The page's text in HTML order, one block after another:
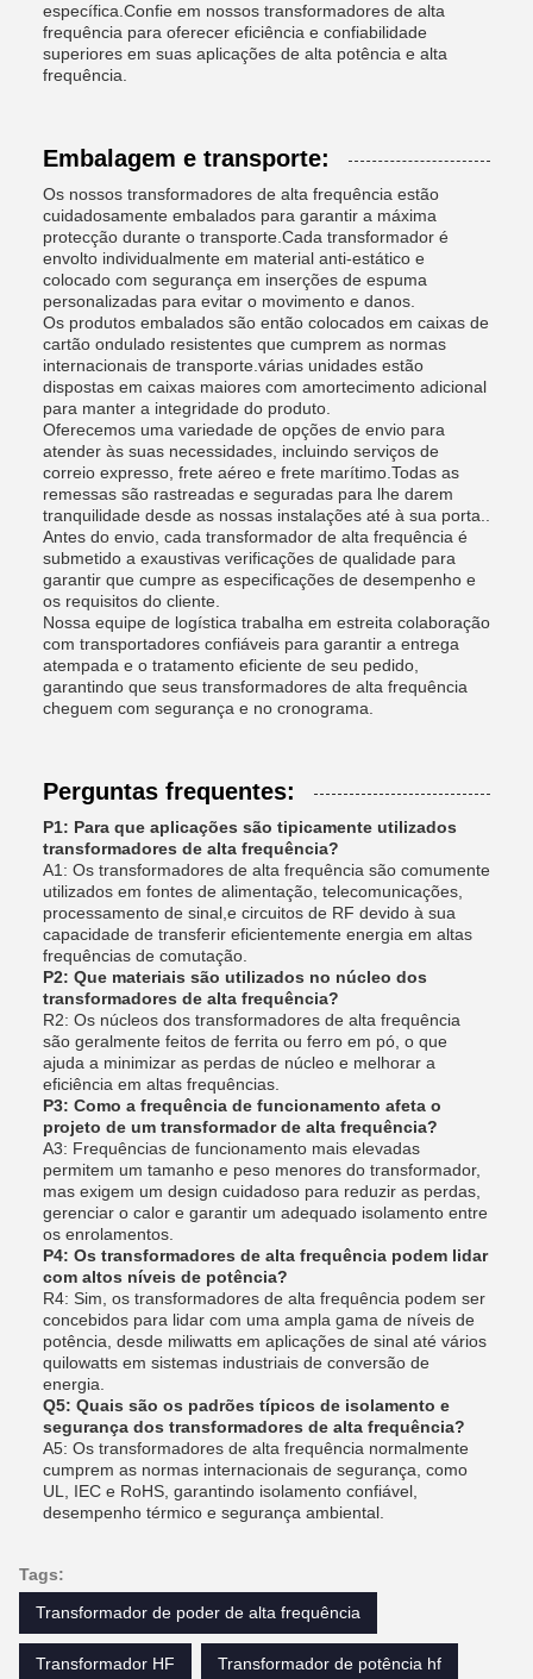
específica.Confie em nossos transformadores de alta
frequência para oferecer eficiência e confiabilidade
superiores em suas aplicações de alta potência e alta
frequência.
Embalagem e transporte:
Os nossos transformadores de alta frequência estão
cuidadosamente embalados para garantir a máxima
protecção durante o transporte.Cada transformador é
envolto individualmente em material anti-estático e
colocado com segurança em inserções de espuma
personalizadas para evitar o movimento e danos.
Os produtos embalados são então colocados em caixas de
cartão ondulado resistentes que cumprem as normas
internacionais de transporte.várias unidades estão
dispostas em caixas maiores com amortecimento adicional
para manter a integridade do produto.
Oferecemos uma variedade de opções de envio para
atender às suas necessidades, incluindo serviços de
correio expresso, frete aéreo e frete marítimo.Todas as
remessas são rastreadas e seguradas para lhe darem
tranquilidade desde as nossas instalações até à sua porta..
Antes do envio, cada transformador de alta frequência é
submetido a exaustivas verificações de qualidade para
garantir que cumpre as especificações de desempenho e
os requisitos do cliente.
Nossa equipe de logística trabalha em estreita colaboração
com transportadores confiáveis para garantir a entrega
atempada e o tratamento eficiente de seu pedido,
garantindo que seus transformadores de alta frequência
cheguem com segurança e no cronograma.
Perguntas frequentes:
P1: Para que aplicações são tipicamente utilizados
transformadores de alta frequência?
A1: Os transformadores de alta frequência são comumente
utilizados em fontes de alimentação, telecomunicações,
processamento de sinal,e circuitos de RF devido à sua
capacidade de transferir eficientemente energia em altas
frequências de comutação.
P2: Que materiais são utilizados no núcleo dos
transformadores de alta frequência?
R2: Os núcleos dos transformadores de alta frequência
são geralmente feitos de ferrita ou ferro em pó, o que
ajuda a minimizar as perdas de núcleo e melhorar a
eficiência em altas frequências.
P3: Como a frequência de funcionamento afeta o
projeto de um transformador de alta frequência?
A3: Frequências de funcionamento mais elevadas
permitem um tamanho e peso menores do transformador,
mas exigem um design cuidadoso para reduzir as perdas,
gerenciar o calor e garantir um adequado isolamento entre
os enrolamentos.
P4: Os transformadores de alta frequência podem lidar
com altos níveis de potência?
R4: Sim, os transformadores de alta frequência podem ser
concebidos para lidar com uma ampla gama de níveis de
potência, desde miliwatts em aplicações de sinal até vários
quilowatts em sistemas industriais de conversão de
energia.
Q5: Quais são os padrões típicos de isolamento e
segurança dos transformadores de alta frequência?
A5: Os transformadores de alta frequência normalmente
cumprem as normas internacionais de segurança, como
UL, IEC e RoHS, garantindo isolamento confiável,
desempenho térmico e segurança ambiental.
Tags:
Transformador de poder de alta frequência
Transformador HF Transformador de potência hf